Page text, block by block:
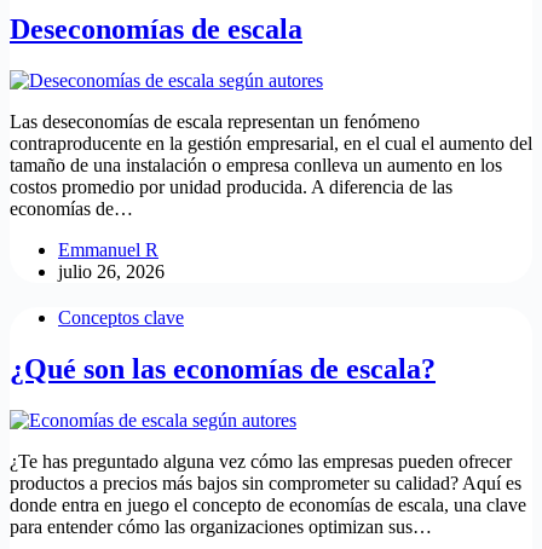
Deseconomías de escala
Las deseconomías de escala representan un fenómeno
contraproducente en la gestión empresarial, en el cual el aumento del
tamaño de una instalación o empresa conlleva un aumento en los
costos promedio por unidad producida. A diferencia de las
economías de…
Emmanuel R
julio 26, 2026
Conceptos clave
¿Qué son las economías de escala?
¿Te has preguntado alguna vez cómo las empresas pueden ofrecer
productos a precios más bajos sin comprometer su calidad? Aquí es
donde entra en juego el concepto de economías de escala, una clave
para entender cómo las organizaciones optimizan sus…